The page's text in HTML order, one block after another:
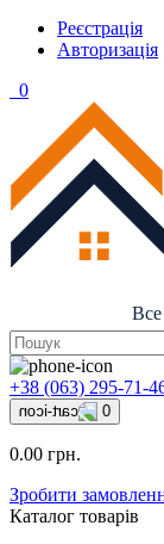
Реєстрація
Авторизація
0
Все
+38 (063) 295-71-
0
0.00 грн.
Зробити
Каталог товарів